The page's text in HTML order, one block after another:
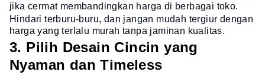
jika cermat membandingkan harga di berbagai toko.
Hindari terburu-buru, dan jangan mudah tergiur dengan
harga yang terlalu murah tanpa jaminan kualitas.
3. Pilih Desain Cincin yang
Nyaman dan Timeless